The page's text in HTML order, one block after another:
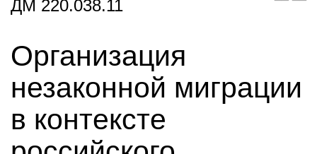
ДМ 220.038.11
Организация
незаконной миграции
в контексте